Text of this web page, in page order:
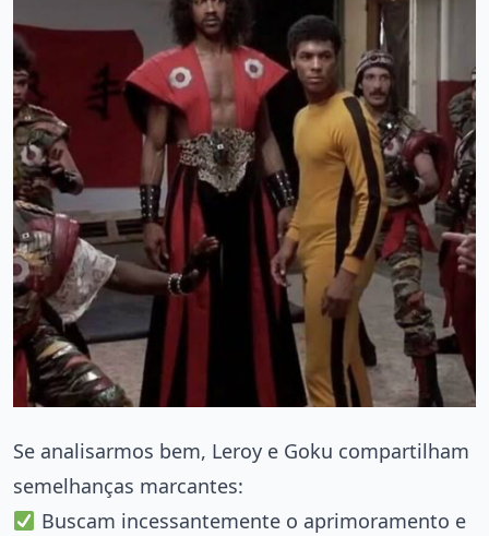
Se analisarmos bem, Leroy e Goku compartilham
semelhanças marcantes:
Buscam incessantemente o aprimoramento e